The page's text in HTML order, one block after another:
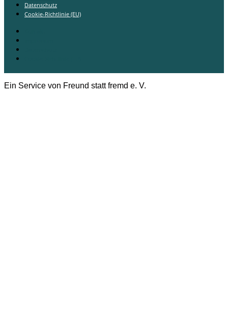
Datenschutz
Cookie-Richtlinie (EU)
Ein Service von Freund statt fremd e. V.